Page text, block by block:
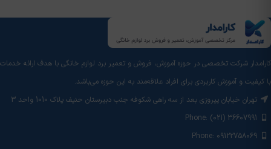
کارامدار شرکت تخصصی در حوزه آموزش، فروش و تعمیر برد لوازم خانگی با هدف ارائه خدمات
با کیفیت و آموزش‌ کاربردی برای افراد علاقه‌مند به این حوزه می‌باشد.
تهران خیابان پیروزی بعد از سه راهی شکوفه جنب دبیرستان حنیف پلاک 1010 واحد 3